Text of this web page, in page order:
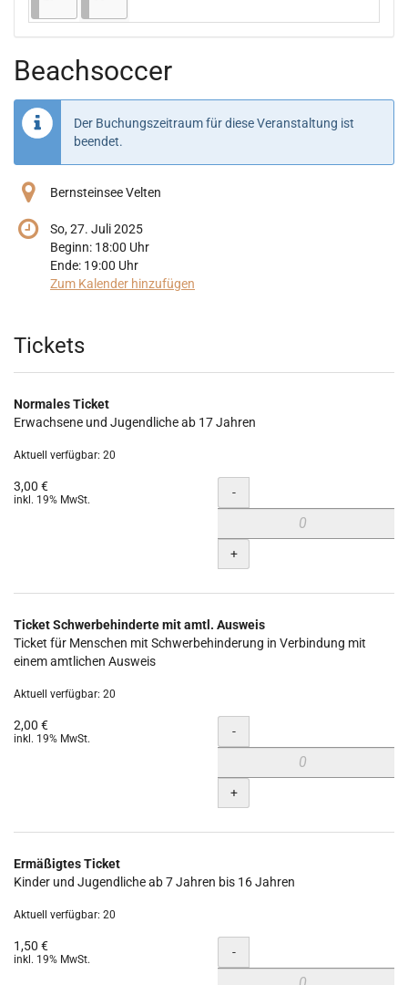
Beachsoccer
Der Buchungszeitraum für diese Veranstaltung ist
beendet.
Bernsteinsee Velten
So, 27. Juli 2025
Beginn: 18:00 Uhr
Ende: 19:00 Uhr
Zum Kalender hinzufügen
Produkte
Tickets
Normales Ticket
Erwachsene und Jugendliche ab 17 Jahren
Aktuell verfügbar: 20
3,00 €
inkl. 19% MwSt. Menge
-
+
Ticket Schwerbehinderte mit amtl. Ausweis
Ticket für Menschen mit Schwerbehinderung in Verbindung mit
einem amtlichen Ausweis
Aktuell verfügbar: 20
2,00 €
inkl. 19% MwSt. Menge
-
+
Ermäßigtes Ticket
Kinder und Jugendliche ab 7 Jahren bis 16 Jahren
Aktuell verfügbar: 20
1,50 €
inkl. 19% MwSt. Menge
-